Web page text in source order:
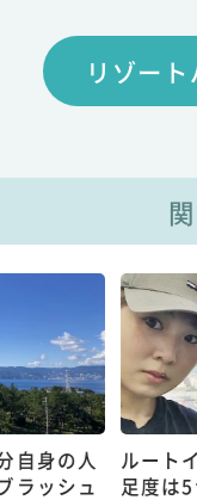
リゾー
自身の人
ラッシュ
ルート
足度は5